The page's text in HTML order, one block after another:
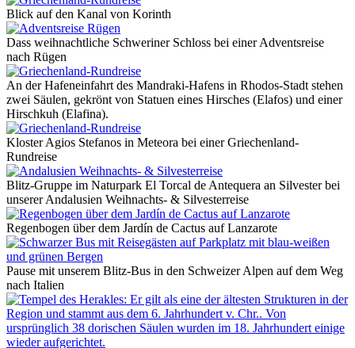
Blick auf den Kanal von Korinth
Dass weihnachtliche Schweriner Schloss bei einer Adventsreise
nach Rügen
An der Hafeneinfahrt des Mandraki-Hafens in Rhodos-Stadt stehen
zwei Säulen, gekrönt von Statuen eines Hirsches (Elafos) und einer
Hirschkuh (Elafina).
Kloster Agios Stefanos in Meteora bei einer Griechenland-
Rundreise
Blitz-Gruppe im Naturpark El Torcal de Antequera an Silvester bei
unserer Andalusien Weihnachts- & Silvesterreise
Regenbogen über dem Jardín de Cactus auf Lanzarote
Pause mit unserem Blitz-Bus in den Schweizer Alpen auf dem Weg
nach Italien